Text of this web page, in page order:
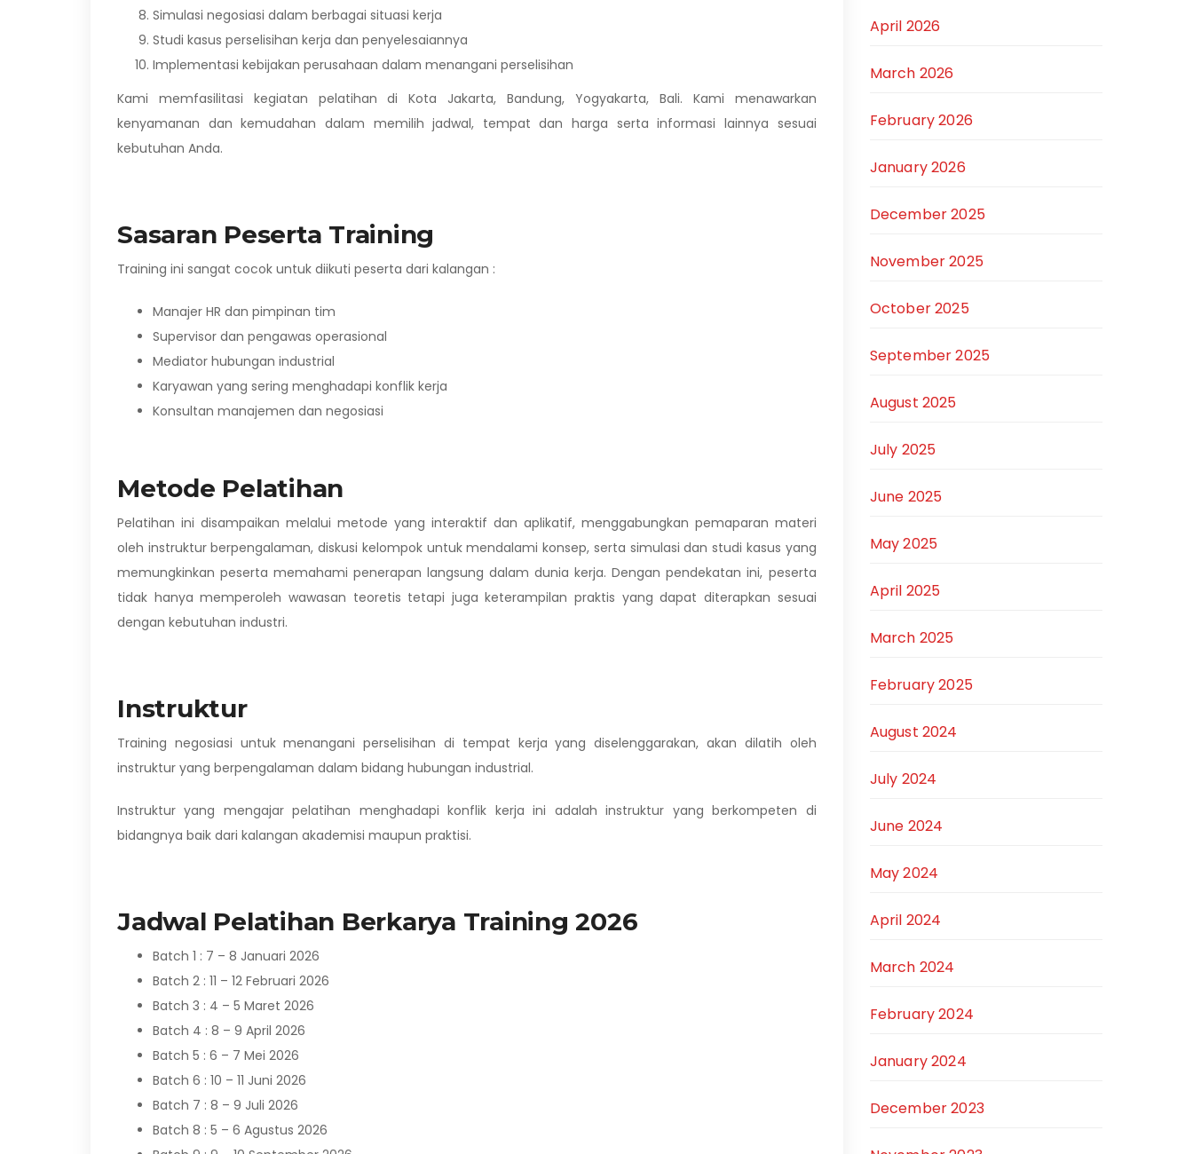
Simulasi negosiasi dalam berbagai situasi kerja
Studi kasus perselisihan kerja dan penyelesaiannya
Implementasi kebijakan perusahaan dalam menangani perselisihan
Kami memfasilitasi kegiatan pelatihan di Kota Jakarta, Bandung, Yogyakarta, Bali. Kami menawarkan
kenyamanan dan kemudahan dalam memilih jadwal, tempat dan harga serta informasi lainnya sesuai
kebutuhan Anda.
Sasaran Peserta Training
Training ini sangat cocok untuk diikuti peserta dari kalangan :
Manajer HR dan pimpinan tim
Supervisor dan pengawas operasional
Mediator hubungan industrial
Karyawan yang sering menghadapi konflik kerja
Konsultan manajemen dan negosiasi
Metode Pelatihan
Pelatihan ini disampaikan melalui metode yang interaktif dan aplikatif, menggabungkan pemaparan materi
oleh instruktur berpengalaman, diskusi kelompok untuk mendalami konsep, serta simulasi dan studi kasus yang
memungkinkan peserta memahami penerapan langsung dalam dunia kerja. Dengan pendekatan ini, peserta
tidak hanya memperoleh wawasan teoretis tetapi juga keterampilan praktis yang dapat diterapkan sesuai
dengan kebutuhan industri.
Instruktur
Training negosiasi untuk menangani perselisihan di tempat kerja yang diselenggarakan, akan dilatih oleh
instruktur yang berpengalaman dalam bidang hubungan industrial.
Instruktur yang mengajar pelatihan menghadapi konflik kerja ini adalah instruktur yang berkompeten di
bidangnya baik dari kalangan akademisi maupun praktisi.
Jadwal Pelatihan Berkarya Training 2026
Batch 1 : 7 – 8 Januari 2026
Batch 2 : 11 – 12 Februari 2026
Batch 3 : 4 – 5 Maret 2026
Batch 4 : 8 – 9 April 2026
Batch 5 : 6 – 7 Mei 2026
Batch 6 : 10 – 11 Juni 2026
Batch 7 : 8 – 9 Juli 2026
Batch 8 : 5 – 6 Agustus 2026
April 2026
March 2026
February 2026
January 2026
December 2025
November 2025
October 2025
September 2025
August 2025
July 2025
June 2025
May 2025
April 2025
March 2025
February 2025
August 2024
July 2024
June 2024
May 2024
April 2024
March 2024
February 2024
January 2024
December 2023